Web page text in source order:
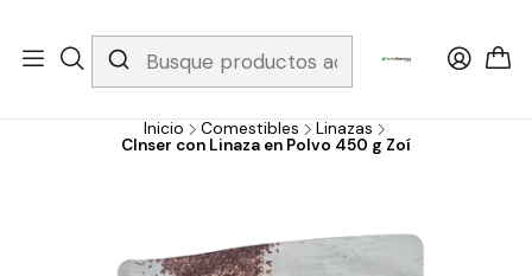
Whatsapp 3229079958/ Fijo 6019251796 / Envios a todo el país y
gratis apartir de 199.000!
Inicio Comestibles
Linazas
Clnser con Linaza en Polvo 450 g Zoí